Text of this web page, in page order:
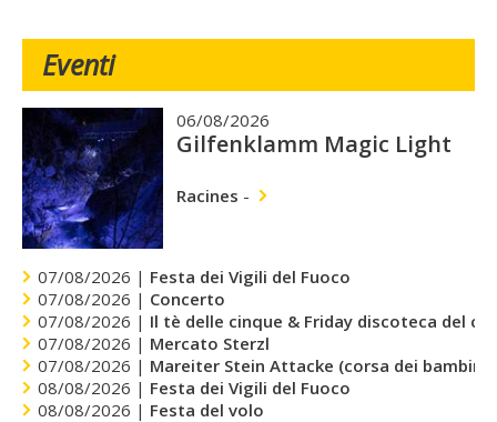
Eventi
06/08/2026
Gilfenklamm Magic Light
Racines -
07/08/2026 | Festa dei Vigili del Fuoco
07/08/2026 | Concerto
07/08/2026 | Il tè delle cinque & Friday discoteca del
07/08/2026 | Mercato Sterzl
07/08/2026 | Mareiter Stein Attacke (corsa dei bambini)
08/08/2026 | Festa dei Vigili del Fuoco
08/08/2026 | Festa del volo